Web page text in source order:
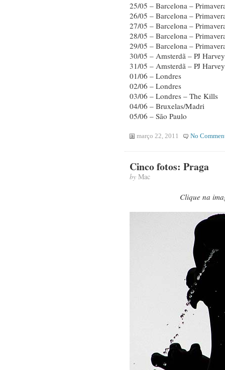
25/05 – Barcelona –
26/05 – Barcelona –
27/05 – Barcelona –
28/05 – Barcelona –
29/05 – Barcelona –
30/05 – Amsterdã – PJ
31/05 – Amsterdã – PJ
01/06 – Londres
02/06 – Londres
03/06 – Londres – The Kills
04/06 – Bruxelas/Madri
05/06 – São Paulo
março 22, 2011 No
Cinco fotos: Praga
byMac
Clique na